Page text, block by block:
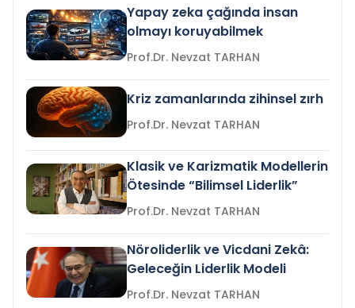
Yapay zeka çağında insan
olmayı koruyabilmek
Prof.Dr. Nevzat TARHAN
Kriz zamanlarında zihinsel zırh
Prof.Dr. Nevzat TARHAN
Klasik ve Karizmatik Modellerin
Ötesinde “Bilimsel Liderlik”
Prof.Dr. Nevzat TARHAN
Nöroliderlik ve Vicdani Zekâ:
Geleceğin Liderlik Modeli
Prof.Dr. Nevzat TARHAN